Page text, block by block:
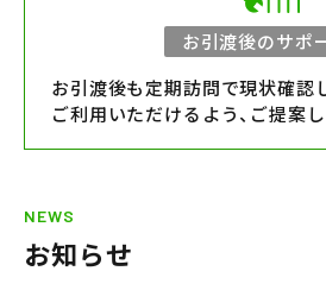
お引渡後のサポ
お引渡後も定期訪問で現状確認
ご利用いただけるよう、ご提案
NEWS
お知らせ